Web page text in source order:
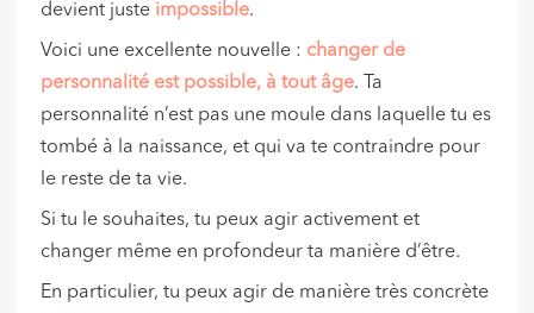
devient juste impossible.
Voici une excellente nouvelle : changer de
personnalité est possible, à tout âge. Ta
personnalité n’est pas une moule dans laquelle tu es
tombé à la naissance, et qui va te contraindre pour
le reste de ta vie.
Si tu le souhaites, tu peux agir activement et
changer même en profondeur ta manière d’être.
En particulier, tu peux agir de manière très concrète